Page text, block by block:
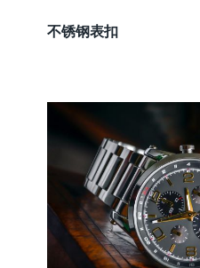
不锈钢表扣